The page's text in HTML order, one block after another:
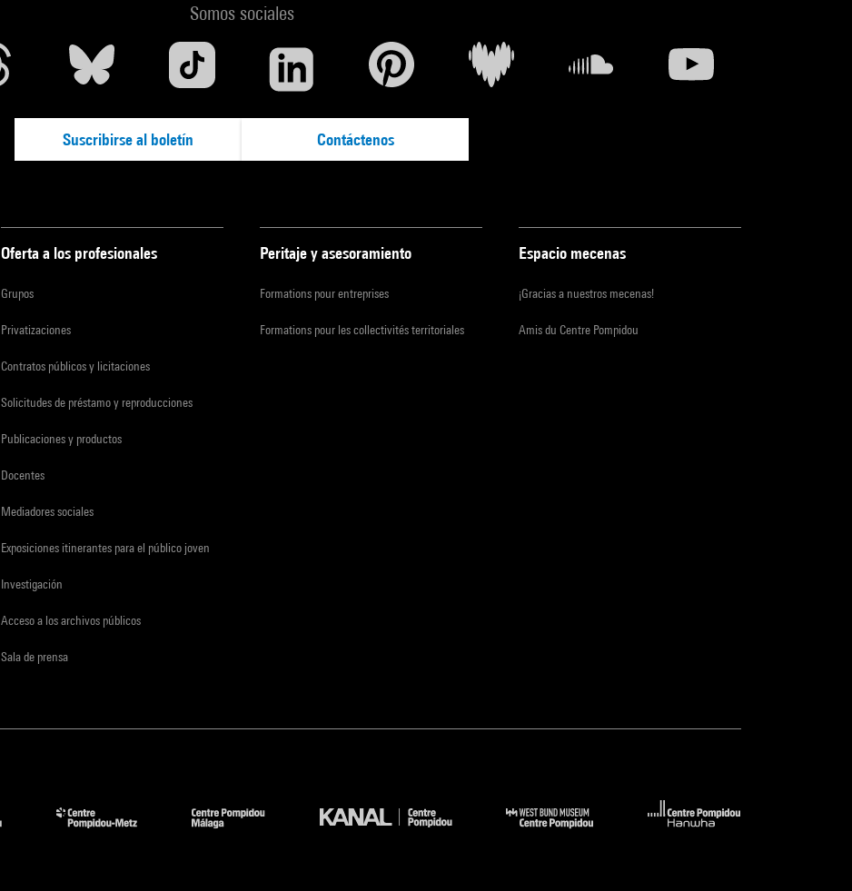
Somos sociales
Suscribirse al boletín Contáctenos
Oferta a los profesionales
Grupos
Privatizaciones
Contratos públicos y licitaciones
Solicitudes de préstamo y reproducciones
Publicaciones y productos
Docentes
Mediadores sociales
Exposiciones itinerantes para el público joven
Investigación
Acceso a los archivos públicos
Sala de prensa
Peritaje y asesoramiento
Formations pour entreprises
Formations pour les collectivités territoriales
Espacio mecenas
¡Gracias a nuestros mecenas!
Amis du Centre Pompidou